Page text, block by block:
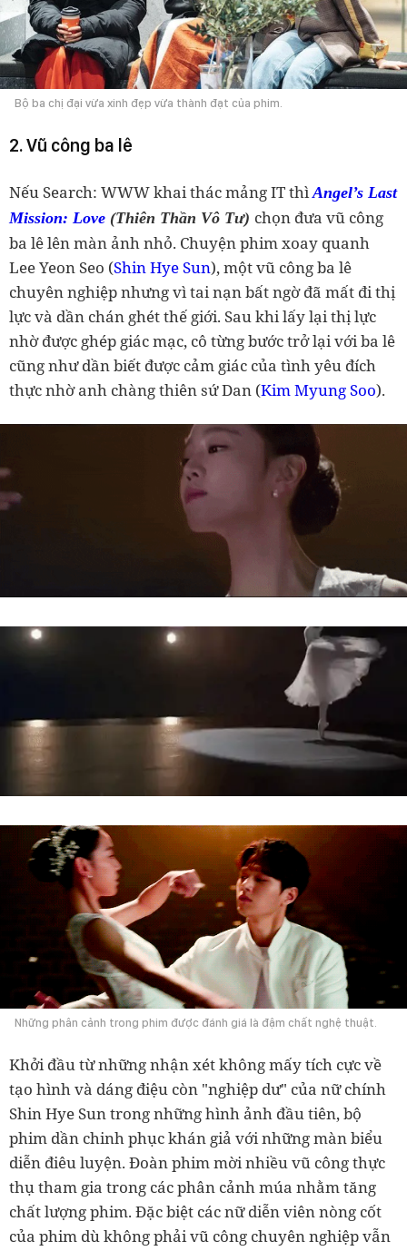
Bộ ba chị đại vừa xinh đẹp vừa thành đạt của phim.
2. Vũ công ba lê
Nếu Search: WWW khai thác mảng IT thìAngel’s Last
Mission: Love (Thiên Thần Vô Tư) chọn đưa vũ công
ba lê lên màn ảnh nhỏ. Chuyện phim xoay quanh
Lee Yeon Seo (Shin Hye Sun), một vũ công ba lê
chuyên nghiệp nhưng vì tai nạn bất ngờ đã mất đi thị
lực và dần chán ghét thế giới. Sau khi lấy lại thị lực
nhờ được ghép giác mạc, cô từng bước trở lại với ba lê
cũng như dần biết được cảm giác của tình yêu đích
thực nhờ anh chàng thiên sứ Dan (Kim Myung Soo).
Những phân cảnh trong phim được đánh giá là đậm chất nghệ thuật.
Khởi đầu từ những nhận xét không mấy tích cực về
tạo hình và dáng điệu còn "nghiệp dư" của nữ chính
Shin Hye Sun trong những hình ảnh đầu tiên, bộ
phim dần chinh phục khán giả với những màn biểu
diễn điêu luyện. Đoàn phim mời nhiều vũ công thực
thụ tham gia trong các phân cảnh múa nhằm tăng
chất lượng phim. Đặc biệt các nữ diễn viên nòng cốt
của phim dù không phải vũ công chuyên nghiệp vẫn